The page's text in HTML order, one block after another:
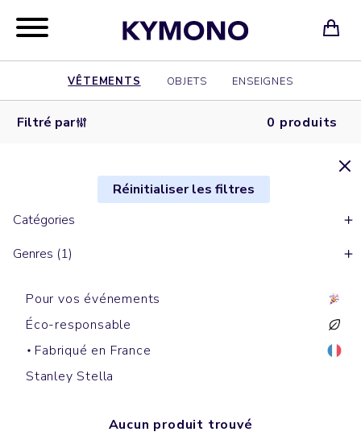
VÊTEMENTS OBJETS ENSEIGNES
Filtré par 0 produits
Réinitialiser les filtres
Catégories
Genres (1)
Pour vos événements
Éco-responsable
Fabriqué en France
Stanley Stella
Aucun produit trouvé